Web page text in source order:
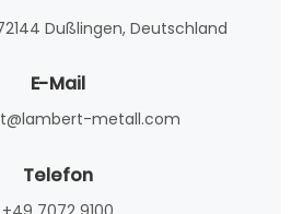
Dußlingen, Deutschland
E-Mail
metall.com
Telefon